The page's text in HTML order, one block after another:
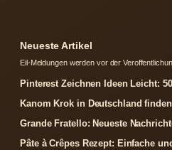
Neueste Artikel
Eil-Meldungen werden vor der
Pinterest Zeichnen Ideen Leicht:
Kanom Krok in Deutschland
Grande Fratello: Neueste
Pâte à Crêpes Rezept: Einfache